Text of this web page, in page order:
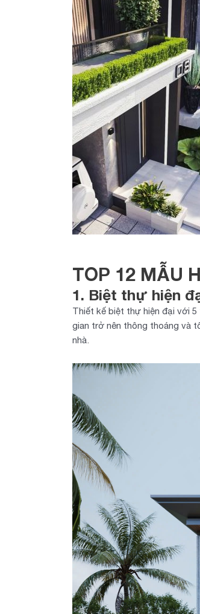
TOP 12 MẪU
1. Biệt thự hiện
Thiết kế biệt thự hiện đại với
gian trở nên thông thoáng và
nhà.